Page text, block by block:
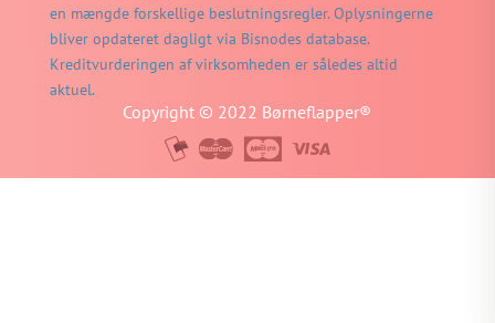
Copyright © 2022 Børneflapper®